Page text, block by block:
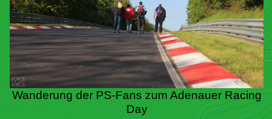
Wanderung der PS-Fans zum Adenauer Racing
Day